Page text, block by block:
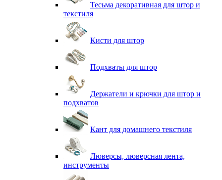
Тесьма декоративная для штор и
текстиля
Кисти для штор
Подхваты для штор
Держатели и крючки для штор и
подхватов
Кант для домашнего текстиля
Люверсы, люверсная лента,
инструменты